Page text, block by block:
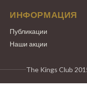
ИНФОРМАЦИЯ
Публикации
Наши акции
The Kings Club